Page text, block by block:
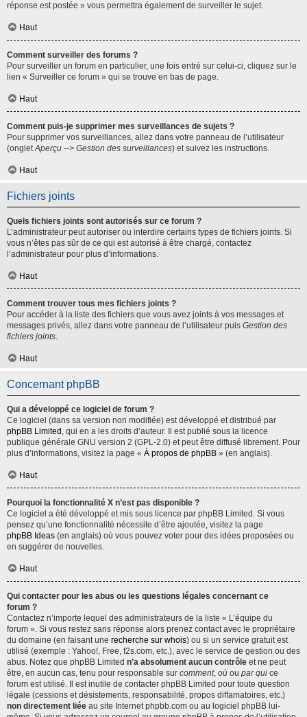
réponse est postée » vous permettra également de surveiller le sujet.
Haut
Comment surveiller des forums ?
Pour surveiller un forum en particulier, une fois entré sur celui-ci, cliquez sur le
lien « Surveiller ce forum » qui se trouve en bas de page.
Haut
Comment puis-je supprimer mes surveillances de sujets ?
Pour supprimer vos surveillances, allez dans votre panneau de l’utilisateur
(ongletAperçu --> Gestion des surveillances) et suivez les instructions.
Haut
Fichiers joints
Quels fichiers joints sont autorisés sur ce forum ?
L’administrateur peut autoriser ou interdire certains types de fichiers joints. Si
vous n’êtes pas sûr de ce qui est autorisé à être chargé, contactez
l’administrateur pour plus d’informations.
Haut
Comment trouver tous mes fichiers joints ?
Pour accéder à la liste des fichiers que vous avez joints à vos messages et
messages privés, allez dans votre panneau de l’utilisateur puis Gestion des
fichiers joints.
Haut
Concernant phpBB
Qui a développé ce logiciel de forum ?
Ce logiciel (dans sa version non modifiée) est développé et distribué par
phpBB Limited , qui en a les droits d’auteur. Il est publié sous la licence
publique générale GNU version 2 (GPL-2.0) et peut être diffusé librement. Pour
plus d’informations, visitez la page « À propos de phpBB » (en anglais).
Haut
Pourquoi la fonctionnalité X n’est pas disponible ?
Ce logiciel a été développé et mis sous licence par phpBB Limited. Si vous
pensez qu’une fonctionnalité nécessite d’être ajoutée, visitez la page
phpBB Ideas (en anglais) où vous pouvez voter pour des idées proposées ou
en suggérer de nouvelles.
Haut
Qui contacter pour les abus ou les questions légales concernant ce
forum ?
Contactez n’importe lequel des administrateurs de la liste « L’équipe du
forum ». Si vous restez sans réponse alors prenez contact avec le propriétaire
du domaine (en faisant une recherche sur whois) ou si un service gratuit est
utilisé (exemple : Yahoo!, Free, f2s.com, etc.), avec le service de gestion ou des
abus. Notez que phpBB Limited n’a absolument aucun contrôle et ne peut
être, en aucun cas, tenu pour responsable sur comment, où ou par qui ce
forum est utilisé. Il est inutile de contacter phpBB Limited pour toute question
légale (cessions et désistements, responsabilité, propos diffamatoires, etc.)
non directement liée au site Internet phpbb.com ou au logiciel phpBB lui-